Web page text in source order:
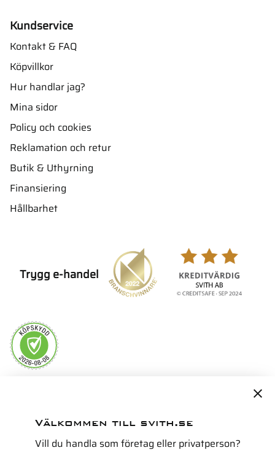
Kundservice
Kontakt & FAQ
Köpvillkor
Hur handlar jag?
Mina sidor
Policy och cookies
Reklamation och retur
Butik & Uthyrning
Finansiering
Hållbarhet
Trygg e-handel
Välkommen till svith.se
Vill du handla som företag eller privatperson?